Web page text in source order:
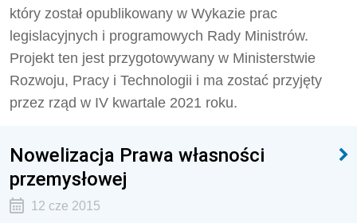
który został opublikowany w Wykazie prac
legislacyjnych i programowych Rady Ministrów.
Projekt ten jest przygotowywany w Ministerstwie
Rozwoju, Pracy i Technologii i ma zostać przyjęty
przez rząd w IV kwartale 2021 roku.
Nowelizacja Prawa własności
przemysłowej
12 cze 2015